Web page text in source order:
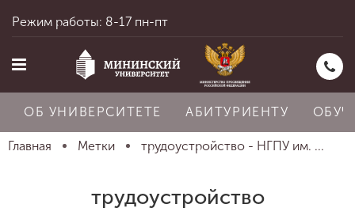
Главная
Режим работы: 8-17 пн-пт
ОБ УНИВЕРСИТЕТЕ АБИТУРИЕНТУ
Главная Метки трудоустройство - НГПУ им. ...
трудоустройство